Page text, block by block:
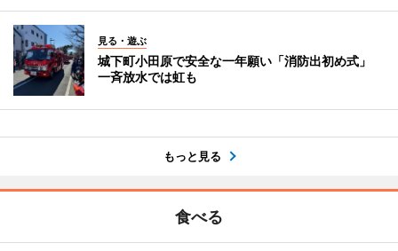
見る・遊ぶ
城下町小田原で安全な一年願い「消防出初め式」
一斉放水では虹も
もっと見る
食べる